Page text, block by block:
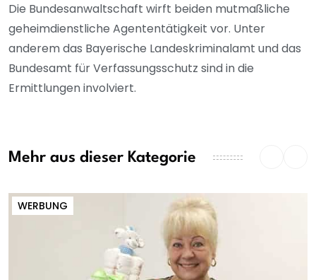
Die Bundesanwaltschaft wirft beiden mutmaßliche
geheimdienstliche Agententätigkeit vor. Unter
anderem das Bayerische Landeskriminalamt und das
Bundesamt für Verfassungsschutz sind in die
Ermittlungen involviert.
Mehr aus dieser Kategorie
WERBUNG